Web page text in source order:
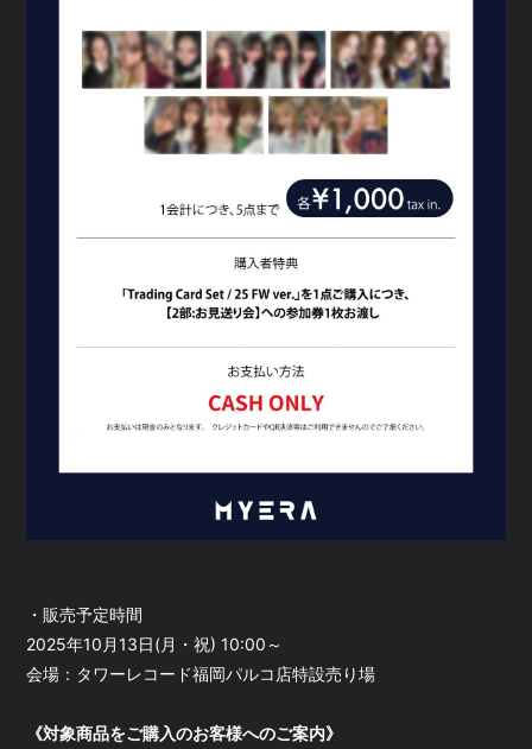
・販売予定時間
2025年10月13日(月・祝) 10:00～
会場：タワーレコード福岡パルコ店特設売り場
《対象商品をご購入のお客様へのご案内》